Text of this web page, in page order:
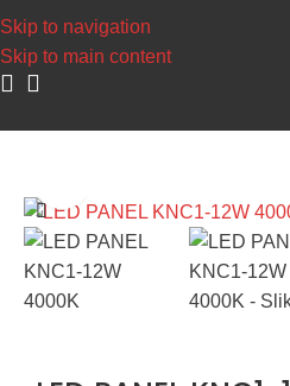
Skip to navigation
Skip to main content